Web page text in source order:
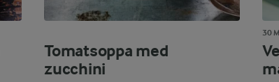
Tomatsoppa med
zucchini
30